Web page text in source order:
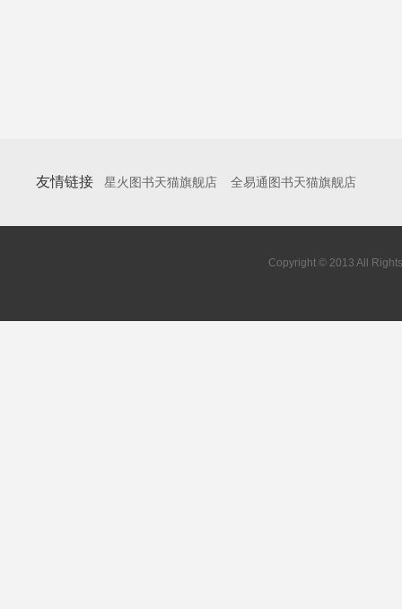
友情链接 星火图书天猫旗舰店 全易通图书天猫旗舰店
Copyright © 2013 All